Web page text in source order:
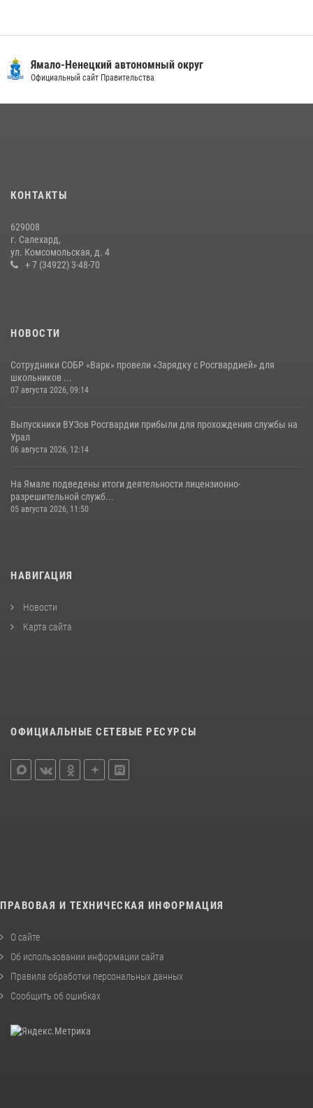
18 июля 2026, 09:36 3
«Росгвардия. Вехи истории»: войска правопорядка на охране
стратегических объектов поверженной Германии (видео)
«Росгвардия. Вехи истории»: борьба войск правопорядка против
20 июля 2026, 09:03
Ямало-Ненецкий автономный округ
Официальный сайт Правительства
КОНТАКТЫ
629008
г. Салехард,
ул. Комсомольская, д. 4
+ 7 (34922) 3-48-70
НОВОСТИ
Сотрудники СОБР «Варк» провели «Зарядку с Росгвардией» для
школьников ...
07 августа 2026, 09:14
Выпускники ВУЗов Росгвардии прибыли для прохождения службы на
Урал
06 августа 2026, 12:14
На Ямале подведены итоги деятельности лицензионно-
разрешительной служб...
05 августа 2026, 11:50
НАВИГАЦИЯ
Новости
Карта сайта
ОФИЦИАЛЬНЫЕ СЕТЕВЫЕ РЕСУРСЫ
ПРАВОВАЯ И ТЕХНИЧЕСКАЯ ИНФОРМАЦИЯ
О сайте
Об использовании информации сайта
Правила обработки персональных данных
Сообщить об ошибках